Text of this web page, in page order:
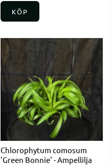
KÖP
Chlorophytum comosum
'Green Bonnie' - Ampellilja